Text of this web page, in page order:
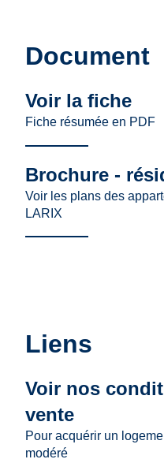
Document
Voir la fiche
Fiche résumée en PDF
Brochure -
Voir les plans des
LARIX
Liens
Voir nos
vente
Pour acquérir un
modéré